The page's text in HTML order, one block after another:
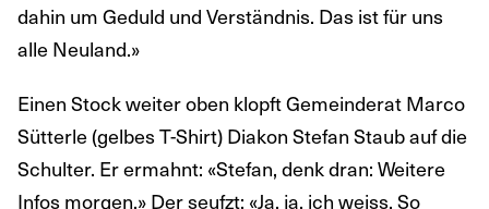
dahin um Geduld und Verständnis. Das ist für uns
alle Neuland.»
Einen Stock weiter oben klopft Gemeinderat Marco
Sütterle (gelbes T-Shirt) Diakon Stefan Staub auf die
Schulter. Er ermahnt: «Stefan, denk dran: Weitere
Infos morgen.» Der seufzt: «Ja, ja, ich weiss. So